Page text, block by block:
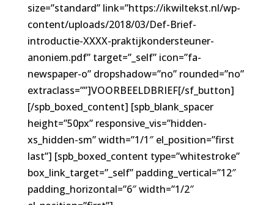
size=”standard” link=”https://ikwiltekst.nl/wp-
content/uploads/2018/03/Def-Brief-
introductie-XXXX-praktijkondersteuner-
anoniem.pdf” target=”_self” icon=”fa-
newspaper-o” dropshadow=”no” rounded=”no”
extraclass=””]VOORBEELDBRIEF[/sf_button]
[/spb_boxed_content] [spb_blank_spacer
height=”50px” responsive_vis=”hidden-
xs_hidden-sm” width=”1/1″ el_position=”first
last”] [spb_boxed_content type=”whitestroke”
box_link_target=”_self” padding_vertical=”12″
padding_horizontal=”6″ width=”1/2″